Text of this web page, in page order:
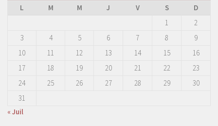
L
M M J V S
D
1
2
3
4 5 6 7 8
9
10
11 12 13 14 15
16
17
18 19 20 21 22
23
24
25 26 27 28 29
30
31
« Juil